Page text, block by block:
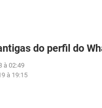
do perfil do
à 02:49
à 19:15